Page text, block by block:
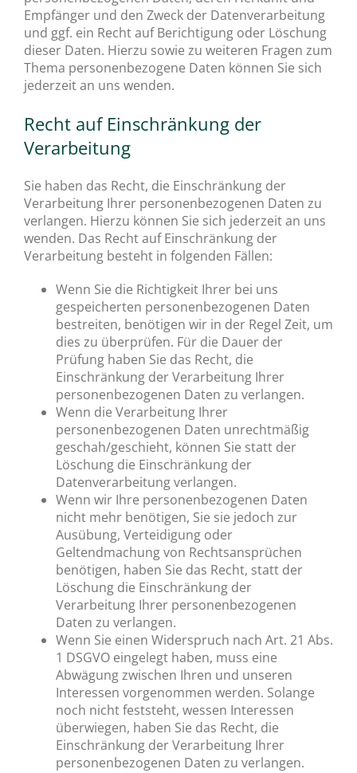
Empfänger und den Zweck der Datenverarbeitung
und ggf. ein Recht auf Berichtigung oder Löschung
dieser Daten. Hierzu sowie zu weiteren Fragen zum
Thema personenbezogene Daten können Sie sich
jederzeit an uns wenden.
Recht auf Einschränkung der
Verarbeitung
Sie haben das Recht, die Einschränkung der
Verarbeitung Ihrer personenbezogenen Daten zu
verlangen. Hierzu können Sie sich jederzeit an uns
wenden. Das Recht auf Einschränkung der
Verarbeitung besteht in folgenden Fällen:
Wenn Sie die Richtigkeit Ihrer bei uns
gespeicherten personenbezogenen Daten
bestreiten, benötigen wir in der Regel Zeit, um
dies zu überprüfen. Für die Dauer der
Prüfung haben Sie das Recht, die
Einschränkung der Verarbeitung Ihrer
personenbezogenen Daten zu verlangen.
Wenn die Verarbeitung Ihrer
personenbezogenen Daten unrechtmäßig
geschah/geschieht, können Sie statt der
Löschung die Einschränkung der
Datenverarbeitung verlangen.
Wenn wir Ihre personenbezogenen Daten
nicht mehr benötigen, Sie sie jedoch zur
Ausübung, Verteidigung oder
Geltendmachung von Rechtsansprüchen
benötigen, haben Sie das Recht, statt der
Löschung die Einschränkung der
Verarbeitung Ihrer personenbezogenen
Daten zu verlangen.
Wenn Sie einen Widerspruch nach Art. 21 Abs.
1 DSGVO eingelegt haben, muss eine
Abwägung zwischen Ihren und unseren
Interessen vorgenommen werden. Solange
noch nicht feststeht, wessen Interessen
überwiegen, haben Sie das Recht, die
Einschränkung der Verarbeitung Ihrer
personenbezogenen Daten zu verlangen.